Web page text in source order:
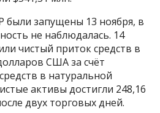
были запущены 13 ноября, в
не наблюдалась. 14
чистый приток средств в
США за счёт
в натуральной
активы достигли 248,16
двух торговых дней.